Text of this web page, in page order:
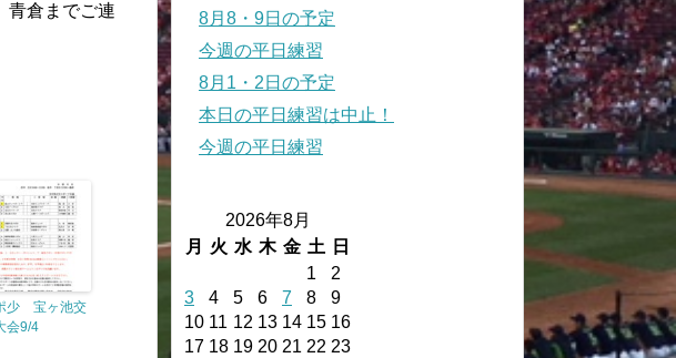
青倉までご連
少 宝ヶ池交
会9/4
8月8・9日の予定
今週の平日練習
8月1・2日の予定
本日の平日練習は中止！
今週の平日練習
2026年8月
月
火 水 木 金 土
日
1
2
3
4 5 6 7 8
9
10 11 12 13 14 15 16
17 18 19 20 21 22 23